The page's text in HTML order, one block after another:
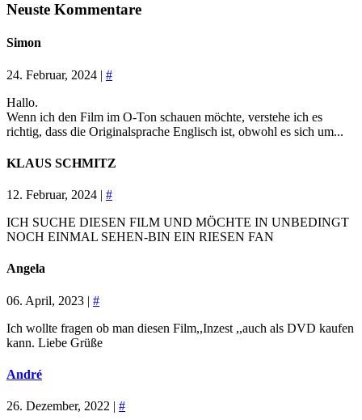
Neuste Kommentare
Simon
24. Februar, 2024 | #
Hallo.
Wenn ich den Film im O-Ton schauen möchte, verstehe ich es
richtig, dass die Originalsprache Englisch ist, obwohl es sich um...
KLAUS SCHMITZ
12. Februar, 2024 | #
ICH SUCHE DIESEN FILM UND MÖCHTE IN UNBEDINGT
NOCH EINMAL SEHEN-BIN EIN RIESEN FAN
Angela
06. April, 2023 | #
Ich wollte fragen ob man diesen Film,,Inzest ,,auch als DVD kaufen
kann. Liebe Grüße
André
26. Dezember, 2022 | #